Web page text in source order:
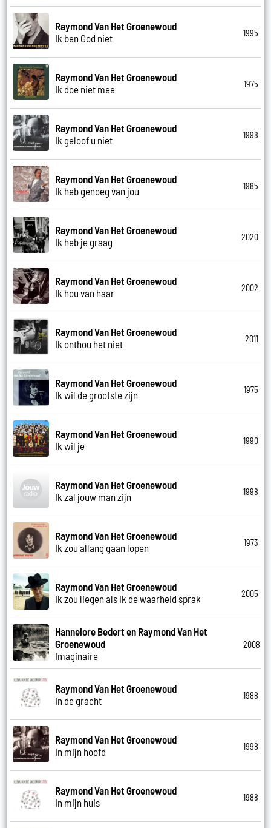
Raymond Van Het Groenewoud
Ik ben God niet
1995
Raymond Van Het Groenewoud
Ik doe niet mee
1975
Raymond Van Het Groenewoud
Ik geloof u niet
1998
Raymond Van Het Groenewoud
Ik heb genoeg van jou
1985
Raymond Van Het Groenewoud
Ik heb je graag
2020
Raymond Van Het Groenewoud
Ik hou van haar
2002
Raymond Van Het Groenewoud
Ik onthou het niet
2011
Raymond Van Het Groenewoud
Ik wil de grootste zijn
1975
Raymond Van Het Groenewoud
Ik wil je
1990
Raymond Van Het Groenewoud
Ik zal jouw man zijn
1998
Raymond Van Het Groenewoud
Ik zou allang gaan lopen
1973
Raymond Van Het Groenewoud
Ik zou liegen als ik de waarheid sprak
2005
Hannelore Bedert en Raymond Van Het
Groenewoud
Imaginaire
2008
Raymond Van Het Groenewoud
In de gracht
1988
Raymond Van Het Groenewoud
In mijn hoofd
1998
Raymond Van Het Groenewoud
In mijn huis
1988